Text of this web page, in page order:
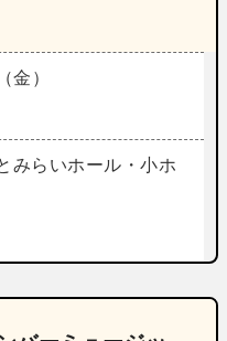
金）
みらいホール・小ホ